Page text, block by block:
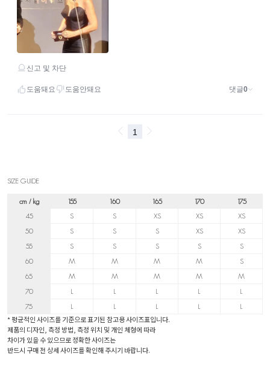
SIZE GUIDE
cm / kg 155 160 165 170
175
45
S S XS XS
XS
50
S S S XS
XS
55
S S S S
S
60
M M M M
S
65
M M M M
M
70
L L L L
L
75
L L L L L
* 평균적인 사이즈를 기준으로 표기된 참고용 사이즈표입니다.
제품의 디자인, 측정 방법, 측정 위치 및 개인 체형에 따라
차이가 있을 수 있으므로 정확한 사이즈는
반드시 구매 전 상세 사이즈를 확인해 주시기 바랍니다.